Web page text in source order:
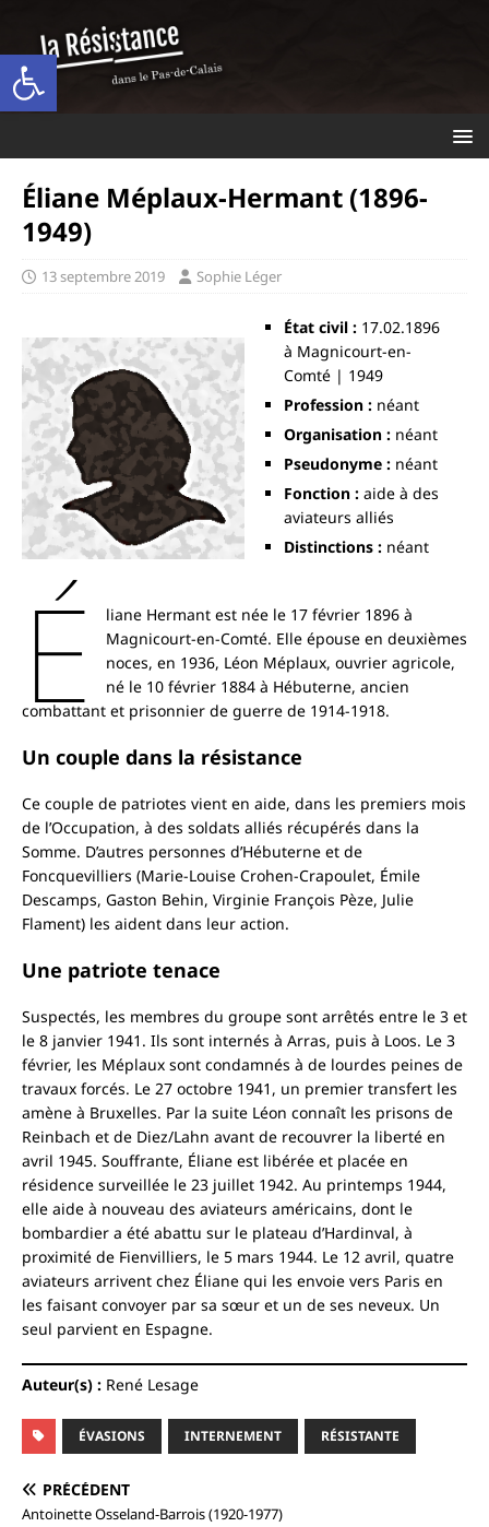
Ouvrir la barre d’outils
Éliane Méplaux-Hermant (1896-
1949)
13 septembre 2019 Sophie Léger
État civil : 17.02.1896
à Magnicourt-en-
Comté | 1949
Profession : néant
Organisation : néant
Pseudonyme : néant
Fonction : aide à des
aviateurs alliés
Distinctions : néant
É
liane Hermant est née le 17 février 1896 à
Magnicourt-en-Comté. Elle épouse en deuxièmes
noces, en 1936, Léon Méplaux, ouvrier agricole,
né le 10 février 1884 à Hébuterne, ancien
combattant et prisonnier de guerre de 1914-1918.
Un couple dans la résistance
Ce couple de patriotes vient en aide, dans les premiers mois
de l’Occupation, à des soldats alliés récupérés dans la
Somme. D’autres personnes d’Hébuterne et de
Foncquevilliers (Marie-Louise Crohen-Crapoulet, Émile
Descamps, Gaston Behin, Virginie François Pèze, Julie
Flament) les aident dans leur action.
Une patriote tenace
Suspectés, les membres du groupe sont arrêtés entre le 3 et
le 8 janvier 1941. Ils sont internés à Arras, puis à Loos. Le 3
février, les Méplaux sont condamnés à de lourdes peines de
travaux forcés. Le 27 octobre 1941, un premier transfert les
amène à Bruxelles. Par la suite Léon connaît les prisons de
Reinbach et de Diez/Lahn avant de recouvrer la liberté en
avril 1945. Souffrante, Éliane est libérée et placée en
résidence surveillée le 23 juillet 1942. Au printemps 1944,
elle aide à nouveau des aviateurs américains, dont le
bombardier a été abattu sur le plateau d’Hardinval, à
proximité de Fienvilliers, le 5 mars 1944. Le 12 avril, quatre
aviateurs arrivent chez Éliane qui les envoie vers Paris en
les faisant convoyer par sa sœur et un de ses neveux. Un
seul parvient en Espagne.
Auteur(s) : René Lesage
ÉVASIONS INTERNEMENT RÉSISTANTE
PRÉCÉDENT
Antoinette Osseland-Barrois (1920-1977)